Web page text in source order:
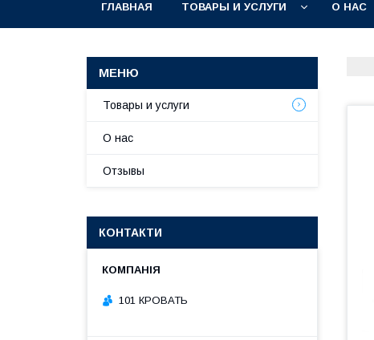
ГЛАВНАЯ ТОВАРЫ И УСЛУГИ О НАС
Товары и услуги
О нас
Отзывы
КОНТАКТИ
101 КРОВАТЬ